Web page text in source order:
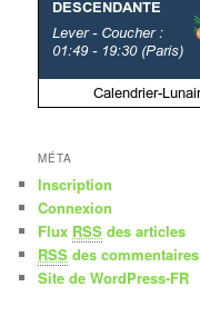
MÉTA
Inscription
Connexion
Flux RSS des articles
RSS des commentaires
Site de WordPress-FR